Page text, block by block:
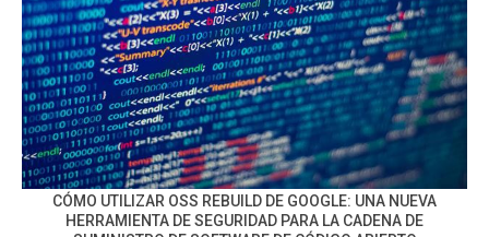
CÓMO UTILIZAR OSS REBUILD DE GOOGLE: UNA NUEVA
HERRAMIENTA DE SEGURIDAD PARA LA CADENA DE